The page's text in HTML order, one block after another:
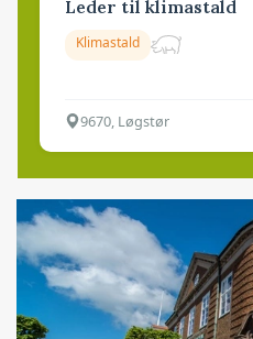
Leder til klimastald
Klimastald
9670, Løgstør